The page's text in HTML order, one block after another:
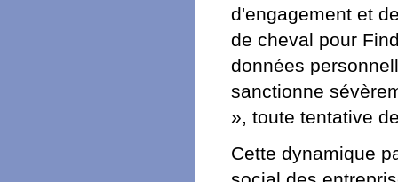
d'engagement et
de cheval pour
données
sanctionne
», toute tentative
Cette dynamique